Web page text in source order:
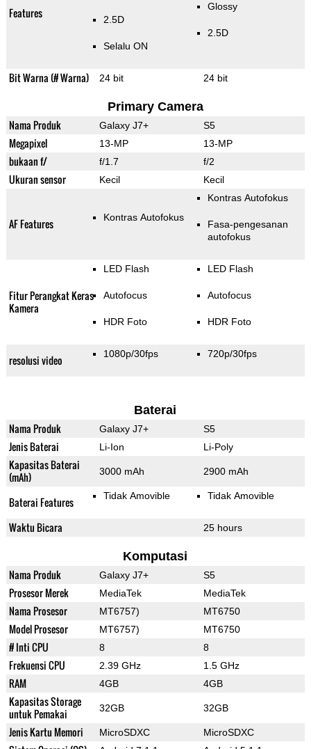
Features 2.5D
Selalu ON
Glossy
2.5D
Bit Warna (# Warna) 24 bit 24 bit
Primary Camera
Nama Produk Galaxy J7+ S5
Megapixel 13-MP 13-MP
bukaan f/ f/1.7 f/2
Ukuran sensor Kecil Kecil
AF Features Kontras Autofokus
Kontras Autofokus
Fasa-pengesanan
autofokus
Fitur Perangkat Keras
Kamera
LED Flash
Autofocus
HDR Foto
LED Flash
Autofocus
HDR Foto
resolusi video 1080p/30fps 720p/30fps
Baterai
Nama Produk Galaxy J7+ S5
Jenis Baterai Li-Ion Li-Poly
Kapasitas Baterai
(mAh)
3000 mAh 2900 mAh
Baterai Features Tidak Amovible Tidak Amovible
Waktu Bicara 25 hours
Komputasi
Nama Produk Galaxy J7+ S5
Prosesor Merek MediaTek MediaTek
Nama Prosesor MT6757) MT6750
Model Prosesor MT6757) MT6750
# Inti CPU 8 8
Frekuensi CPU 2.39 GHz 1.5 GHz
RAM 4GB 4GB
Kapasitas Storage
untuk Pemakai
32GB 32GB
Jenis Kartu Memori MicroSDXC MicroSDXC